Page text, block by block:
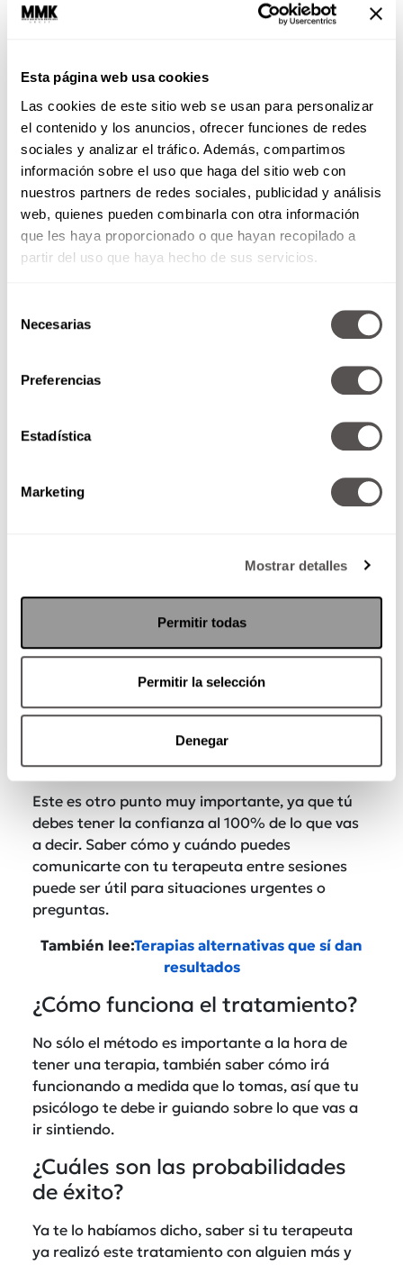
Esta página web usa cookies
Las cookies de este sitio web se usan para personalizar
el contenido y los anuncios, ofrecer funciones de redes
sociales y analizar el tráfico. Además, compartimos
información sobre el uso que haga del sitio web con
nuestros partners de redes sociales, publicidad y análisis
web, quienes pueden combinarla con otra información
que les haya proporcionado o que hayan recopilado a
partir del uso que haya hecho de sus servicios.
Necesarias
Preferencias
Estadística
Marketing
Mostrar detalles
Permitir todas
Permitir la selección
Denegar
explicar claramente las diferencias entre los
para mí?
Pase lo que pase, ambos deben tener muy
y es
puede ayudarte a participar de manera más
¿Puedes explicarme el proceso
de confidencialidad?
Este es otro punto muy importante, ya que tú
debes tener la confianza al 100% de lo que vas
a decir. Saber cómo y cuándo puedes
comunicarte con tu terapeuta entre sesiones
puede ser útil para situaciones urgentes o
preguntas.
También lee:Terapias alternativas que sí dan
resultados
¿Cómo funciona el tratamiento?
No sólo el método es importante a la hora de
tener una terapia, también saber cómo irá
funcionando a medida que lo tomas, así que tu
psicólogo te debe ir guiando sobre lo que vas a
ir sintiendo.
¿Cuáles son las probabilidades
de éxito?
Ya te lo habíamos dicho, saber si tu terapeuta
ya realizó este tratamiento con alguien más y